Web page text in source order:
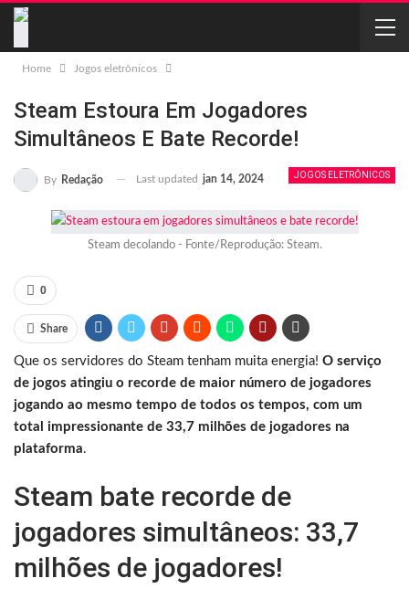
Home Jogos eletrônicos
Steam Estoura Em Jogadores
Simultâneos E Bate Recorde!
JOGOS ELETRÔNICOS
By Redação Last updated jan 14, 2024
Steam decolando - Fonte/Reprodução: Steam.
0
Share
Que os servidores do Steam tenham muita energia! O serviço
de jogos atingiu o recorde de maior número de jogadores
jogando ao mesmo tempo de todos os tempos, com um
total impressionante de 33,7 milhões de jogadores na
plataforma.
Steam bate recorde de
jogadores simultâneos: 33,7
milhões de jogadores!